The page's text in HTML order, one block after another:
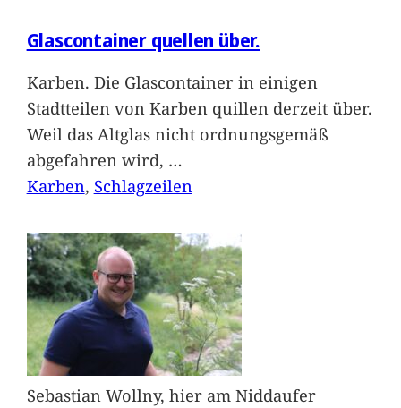
Glascontainer quellen über.
Karben. Die Glascontainer in einigen
Stadtteilen von Karben quillen derzeit über.
Weil das Altglas nicht ordnungsgemäß
abgefahren wird, …
Karben, Schlagzeilen
Sebastian Wollny, hier am Niddaufer